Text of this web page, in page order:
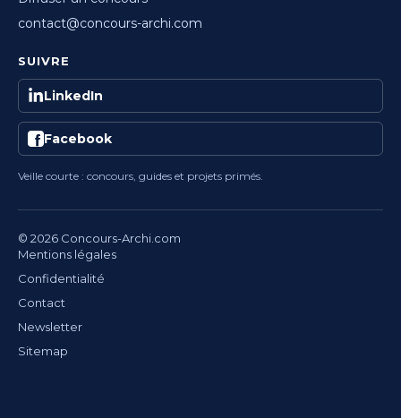
contact@concours-archi.com
SUIVRE
LinkedIn
Facebook
Veille courte : concours, guides et projets primés.
© 2026 Concours-Archi.com
Mentions légales
Confidentialité
Contact
Newsletter
Sitemap